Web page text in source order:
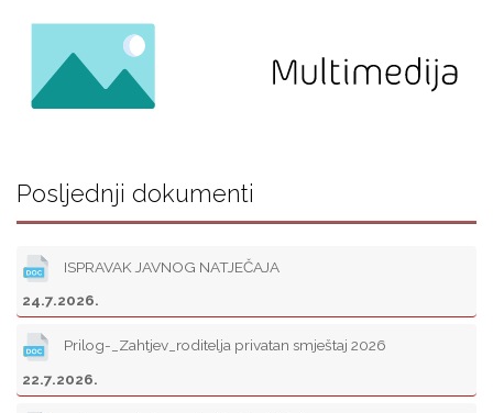
Posljednji dokumenti
ISPRAVAK JAVNOG NATJEČAJA
24.7.2026.
Prilog-_Zahtjev_roditelja privatan smještaj 2026
22.7.2026.